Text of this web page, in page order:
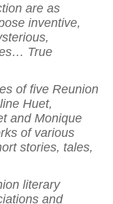
are as
inventive,
True
of five Reunion
Huet,
and Monique
of various
stories, tales,
literary
and